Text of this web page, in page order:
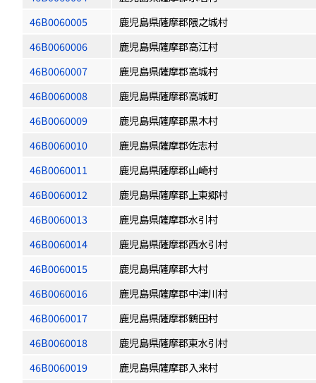
46B0060005
鹿児島県薩摩郡隈之城村
46B0060006
鹿児島県薩摩郡高江村
46B0060007
鹿児島県薩摩郡高城村
46B0060008
鹿児島県薩摩郡高城町
46B0060009
鹿児島県薩摩郡黒木村
46B0060010
鹿児島県薩摩郡佐志村
46B0060011
鹿児島県薩摩郡山崎村
46B0060012
鹿児島県薩摩郡上東郷村
46B0060013
鹿児島県薩摩郡水引村
46B0060014
鹿児島県薩摩郡西水引村
46B0060015
鹿児島県薩摩郡大村
46B0060016
鹿児島県薩摩郡中津川村
46B0060017
鹿児島県薩摩郡鶴田村
46B0060018
鹿児島県薩摩郡東水引村
46B0060019
鹿児島県薩摩郡入来村